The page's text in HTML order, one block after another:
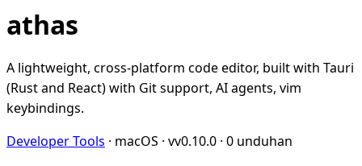
athas
A lightweight, cross-platform code editor, built with Tauri
(Rust and React) with Git support, AI agents, vim
keybindings.
Developer Tools · macOS · vv0.10.0 · 0 unduhan